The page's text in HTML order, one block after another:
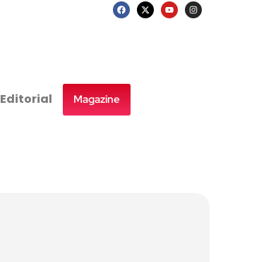
Editorial Magazine